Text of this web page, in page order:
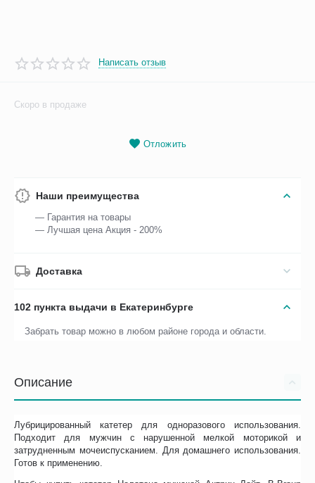
Написать отзыв
Скоро в продаже
Отложить
Наши преимущества
— Гарантия на товары
— Лучшая цена Акция - 200%
Доставка
102 пункта выдачи в Екатеринбурге
Забрать товар можно в любом районе города и области.
Описание
Лубрицированный катетер для одноразового использования.
Подходит для мужчин с нарушенной мелкой моторикой и
затрудненным мочеиспусканием. Для домашнего использования.
Готов к применению.